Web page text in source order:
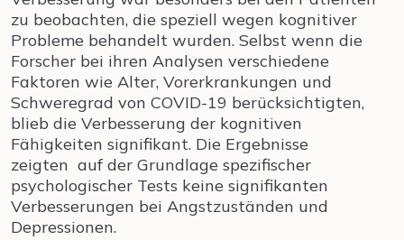
zu beobachten, die speziell wegen kognitiver
Probleme behandelt wurden. Selbst wenn die
Forscher bei ihren Analysen verschiedene
Faktoren wie Alter, Vorerkrankungen und
Schweregrad von COVID-19 berücksichtigten,
blieb die Verbesserung der kognitiven
Fähigkeiten signifikant. Die Ergebnisse
zeigten auf der Grundlage spezifischer
psychologischer Tests keine signifikanten
Verbesserungen bei Angstzuständen und
Depressionen.